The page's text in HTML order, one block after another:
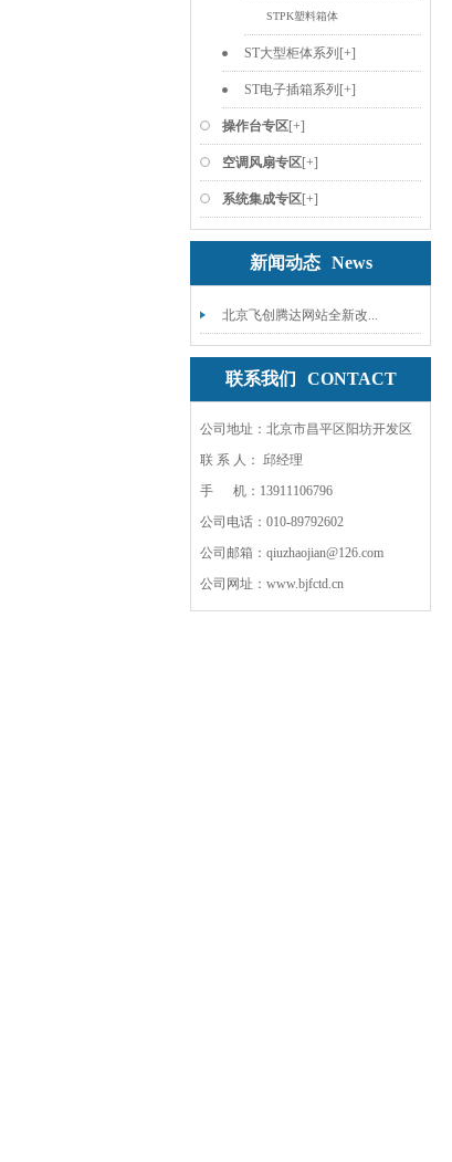
STPK塑料箱体
ST大型柜体系列 [+]
ST电子插箱系列 [+]
操作台专区[+]
空调风扇专区[+]
系统集成专区[+]
新闻动态 News
北京飞创腾达网站全新改...
联系我们 CONTACT
公司地址：北京市昌平区阳坊开发区
联 系 人： 邱经理
手 机：13911106796
公司电话：010-89792602
公司邮箱：qiuzhaojian@126.com
公司网址：www.bjfctd.cn